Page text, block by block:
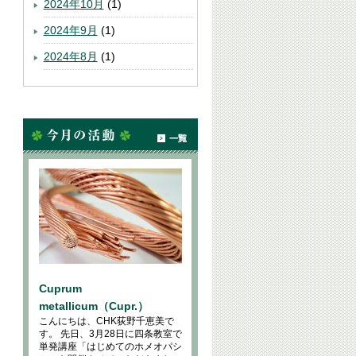
2024年10月 (1)
2024年9月 (1)
2024年8月 (1)
Cuprum
metallicum（Cupr.）
こんにちは、CHK荻野千恵美で
す。 先日、3月28日に四条教室で
単発講座「はじめてのホメオパシ